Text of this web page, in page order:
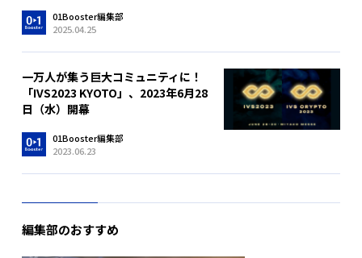
01Booster編集部
2025.04.25
一万人が集う巨大コミュニティに！
「IVS2023 KYOTO」、2023年6月28
日（水）開幕
01Booster編集部
2023.06.23
編集部のおすすめ